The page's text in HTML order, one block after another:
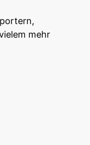
mehr